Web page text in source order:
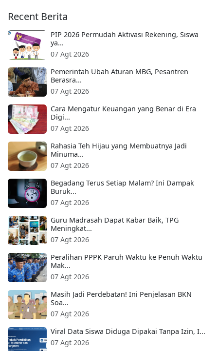
Recent Berita
PIP 2026 Permudah Aktivasi Rekening, Siswa
ya...
07 Agt 2026
Pemerintah Ubah Aturan MBG, Pesantren
Berasra...
07 Agt 2026
Cara Mengatur Keuangan yang Benar di Era
Digi...
07 Agt 2026
Rahasia Teh Hijau yang Membuatnya Jadi
Minuma...
07 Agt 2026
Begadang Terus Setiap Malam? Ini Dampak
Buruk...
07 Agt 2026
Guru Madrasah Dapat Kabar Baik, TPG
Meningkat...
07 Agt 2026
Peralihan PPPK Paruh Waktu ke Penuh Waktu
Mak...
07 Agt 2026
Masih Jadi Perdebatan! Ini Penjelasan BKN
Soa...
07 Agt 2026
Viral Data Siswa Diduga Dipakai Tanpa Izin, I...
07 Agt 2026